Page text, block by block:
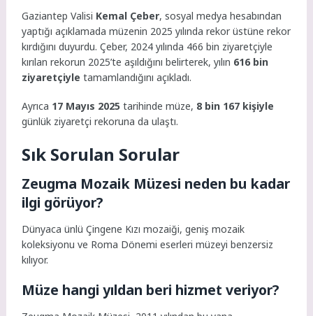
Gaziantep Valisi Kemal Çeber, sosyal medya hesabından
yaptığı açıklamada müzenin 2025 yılında rekor üstüne rekor
kırdığını duyurdu. Çeber, 2024 yılında 466 bin ziyaretçiyle
kırılan rekorun 2025’te aşıldığını belirterek, yılın 616 bin
ziyaretçiyle tamamlandığını açıkladı.
Ayrıca 17 Mayıs 2025 tarihinde müze, 8 bin 167 kişiyle
günlük ziyaretçi rekoruna da ulaştı.
Sık Sorulan Sorular
Zeugma Mozaik Müzesi neden bu kadar
ilgi görüyor?
Dünyaca ünlü Çingene Kızı mozaiği, geniş mozaik
koleksiyonu ve Roma Dönemi eserleri müzeyi benzersiz
kılıyor.
Müze hangi yıldan beri hizmet veriyor?